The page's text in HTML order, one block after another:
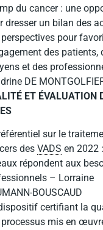
du cancer : une
dresser un bilan des
pour
des patients,
et des
DE
ET ÉVALUATION
sur le
des VADS en 2022
répondent aux
– Lorraine
BOUSCAUD
certifiant la
mis en